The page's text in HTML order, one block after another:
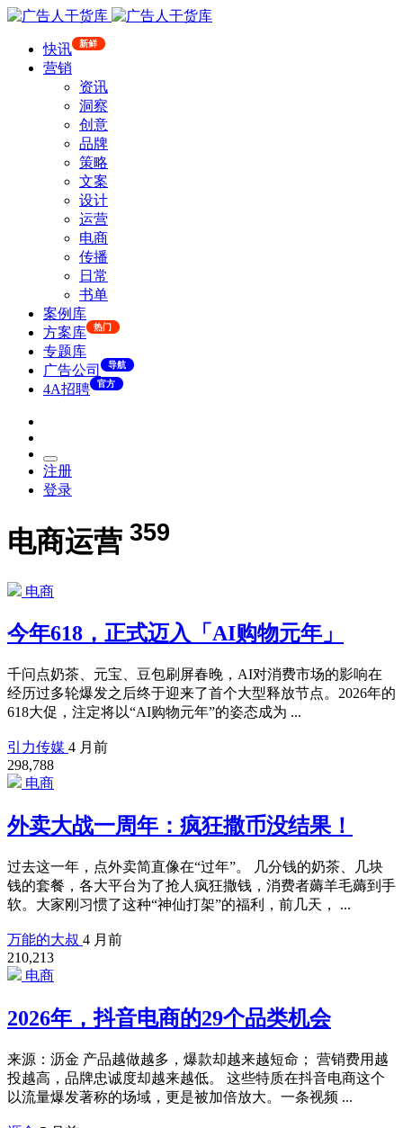
快讯 新鲜
营销
资讯
洞察
创意
品牌
策略
文案
设计
运营
电商
传播
日常
书单
案例库
方案库
热门
专题库
广告公司
导航
4A招聘 官方
注册
登录
电商运营 359
电商
今年618，正式迈入「AI购物元年」
千问点奶茶、元宝、豆包刷屏春晚，AI对消费市场的影响在
经历过多轮爆发之后终于迎来了首个大型释放节点。2026年的
618大促，注定将以“AI购物元年”的姿态成为 ...
引力传媒 4 月前
298,788
电商
外卖大战一周年：疯狂撒币没结果！
过去这一年，点外卖简直像在“过年”。 几分钱的奶茶、几块
钱的套餐，各大平台为了抢人疯狂撒钱，消费者薅羊毛薅到手
软。大家刚习惯了这种“神仙打架”的福利，前几天， ...
万能的大叔 4 月前
210,213
电商
2026年，抖音电商的29个品类机会
来源：沥金 产品越做越多，爆款却越来越短命； 营销费用越
投越高，品牌忠诚度却越来越低。 这些特质在抖音电商这个
以流量爆发著称的场域，更是被加倍放大。一条视频 ...